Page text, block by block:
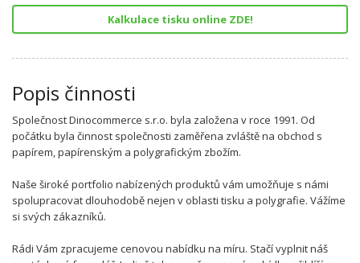
Kalkulace tisku online ZDE!
Popis činnosti
Společnost Dinocommerce s.r.o. byla založena v roce 1991. Od
počátku byla činnost společnosti zaměřena zvláště na obchod s
papírem, papírenským a polygrafickým zbožím.
Naše široké portfolio nabízených produktů vám umožňuje s námi
spolupracovat dlouhodobě nejen v oblasti tisku a polygrafie. Vážíme
si svých zákazníků.
Rádi Vám zpracujeme cenovou nabídku na míru. Stačí vyplnit náš